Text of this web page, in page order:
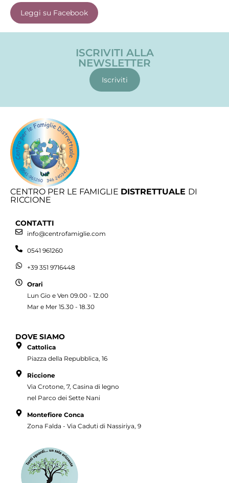
Leggi su Facebook
ISCRIVITI ALLA
NEWSLETTER
Iscriviti
CENTRO PER LE FAMIGLIE DISTRETTUALE DI
RICCIONE
CONTATTI
info@centrofamiglie.com
0541 961260
+39 351 9716448
Orari
Lun Gio e Ven 09.00 - 12.00
Mar e Mer 15.30 - 18.30
DOVE SIAMO
Cattolica
Piazza della Repubblica, 16
Riccione
Via Crotone, 7, Casina di legno
nel Parco dei Sette Nani
Montefiore Conca
Zona Falda - Via Caduti di Nassiriya, 9